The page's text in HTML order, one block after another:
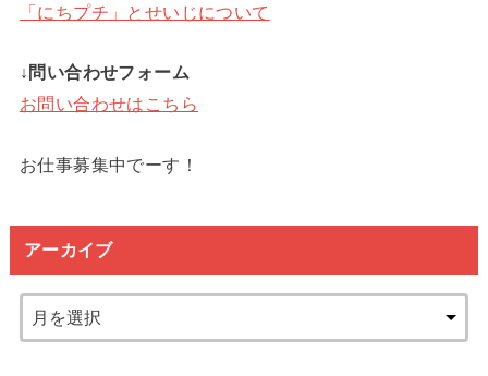
「にちプチ」とせいじについて
↓問い合わせフォーム
お問い合わせはこちら
お仕事募集中でーす！
アーカイブ